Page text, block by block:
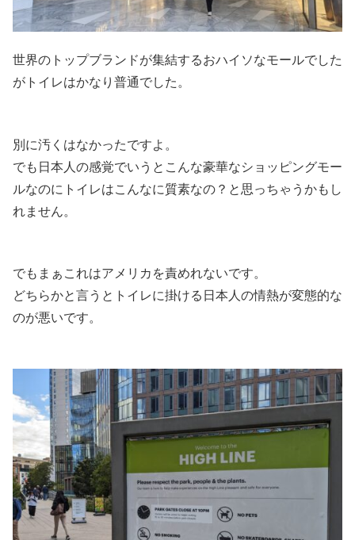
世界のトップブランドが集結するおハイソなモールでした
がトイレはかなり普通でした。
別に汚くはなかったですよ。
でも日本人の感覚でいうとこんな豪華なショッピングモー
ルなのにトイレはこんなに質素なの？と思っちゃうかもし
れません。
でもまぁこれはアメリカを責めれないです。
どちらかと言うとトイレに掛ける日本人の情熱が変態的な
のが悪いです。